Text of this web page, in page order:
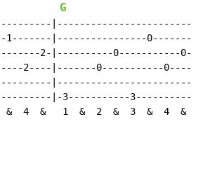
G
1-------|----------------0-------
2-|----------0-----------
2----|-------0-----------
|-3-----------3----------
&  4  &   1  &  2  &  3  &  4  &